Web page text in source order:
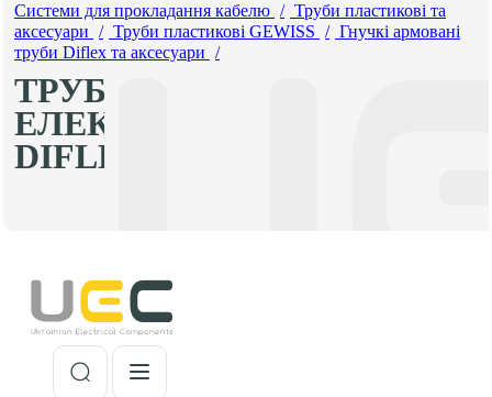
Системи для прокладання кабелю / Труби пластикові та
аксесуари / Труби пластикові GEWISS / Гнучкі армовані
труби Diflex та аксесуари /
ТРУБИ АРМОВАНІ
ЕЛЕКТРОМОНТАЖНІ
DIFLEX